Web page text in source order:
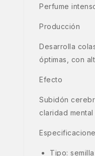
Perfume
Producción
Desarrolla
óptimas, con
Efecto
Subidón
claridad
Tipo: